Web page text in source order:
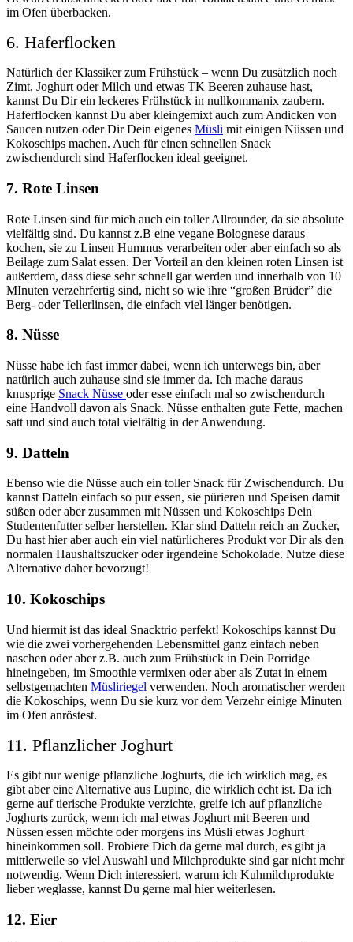
im Ofen überbacken.
6. Haferflocken
Natürlich der Klassiker zum Frühstück – wenn Du zusätzlich noch
Zimt, Joghurt oder Milch und etwas TK Beeren zuhause hast,
kannst Du Dir ein leckeres Frühstück in nullkommanix zaubern.
Haferflocken kannst Du aber kleingemixt auch zum Andicken von
Saucen nutzen oder Dir Dein eigenes Müsli mit einigen Nüssen und
Kokoschips machen. Auch für einen schnellen Snack
zwischendurch sind Haferflocken ideal geeignet.
7. Rote Linsen
Rote Linsen sind für mich auch ein toller Allrounder, da sie absolute
vielfältig sind. Du kannst z.B eine vegane Bolognese daraus
kochen, sie zu Linsen Hummus verarbeiten oder aber einfach so als
Beilage zum Salat essen. Der Vorteil an den kleinen roten Linsen ist
außerdem, dass diese sehr schnell gar werden und innerhalb von 10
MInuten verzehrfertig sind, nicht so wie ihre “großen Brüder” die
Berg- oder Tellerlinsen, die einfach viel länger benötigen.
8. Nüsse
Nüsse habe ich fast immer dabei, wenn ich unterwegs bin, aber
natürlich auch zuhause sind sie immer da. Ich mache daraus
knusprige Snack Nüsse oder esse einfach mal so zwischendurch
eine Handvoll davon als Snack. Nüsse enthalten gute Fette, machen
satt und sind auch total vielfältig in der Anwendung.
9. Datteln
Ebenso wie die Nüsse auch ein toller Snack für Zwischendurch. Du
kannst Datteln einfach so pur essen, sie pürieren und Speisen damit
süßen oder aber zusammen mit Nüssen und Kokoschips Dein
Studentenfutter selber herstellen. Klar sind Datteln reich an Zucker,
Du hast hier aber auch ein viel natürlicheres Produkt vor Dir als den
normalen Haushaltszucker oder irgendeine Schokolade. Nutze diese
Alternative daher bevorzugt!
10. Kokoschips
Und hiermit ist das ideal Snacktrio perfekt! Kokoschips kannst Du
wie die zwei vorhergehenden Lebensmittel ganz einfach neben
naschen oder aber z.B. auch zum Frühstück in Dein Porridge
hineingeben, im Smoothie vermixen oder aber als Zutat in einem
selbstgemachten Müsliriegel verwenden. Noch aromatischer werden
die Kokoschips, wenn Du sie kurz vor dem Verzehr einige Minuten
im Ofen anröstest.
11. Pflanzlicher Joghurt
Es gibt nur wenige pflanzliche Joghurts, die ich wirklich mag, es
gibt aber eine Alternative aus Lupine, die wirklich echt ist. Da ich
gerne auf tierische Produkte verzichte, greife ich auf pflanzliche
Joghurts zurück, wenn ich mal etwas Joghurt mit Beeren und
Nüssen essen möchte oder morgens ins Müsli etwas Joghurt
hineinkommen soll. Probiere Dich da gerne mal durch, es gibt ja
mittlerweile so viel Auswahl und Milchprodukte sind gar nicht mehr
notwendig. Wenn Dich interessiert, warum ich Kuhmilchprodukte
lieber weglasse, kannst Du gerne mal hier weiterlesen.
12. Eier